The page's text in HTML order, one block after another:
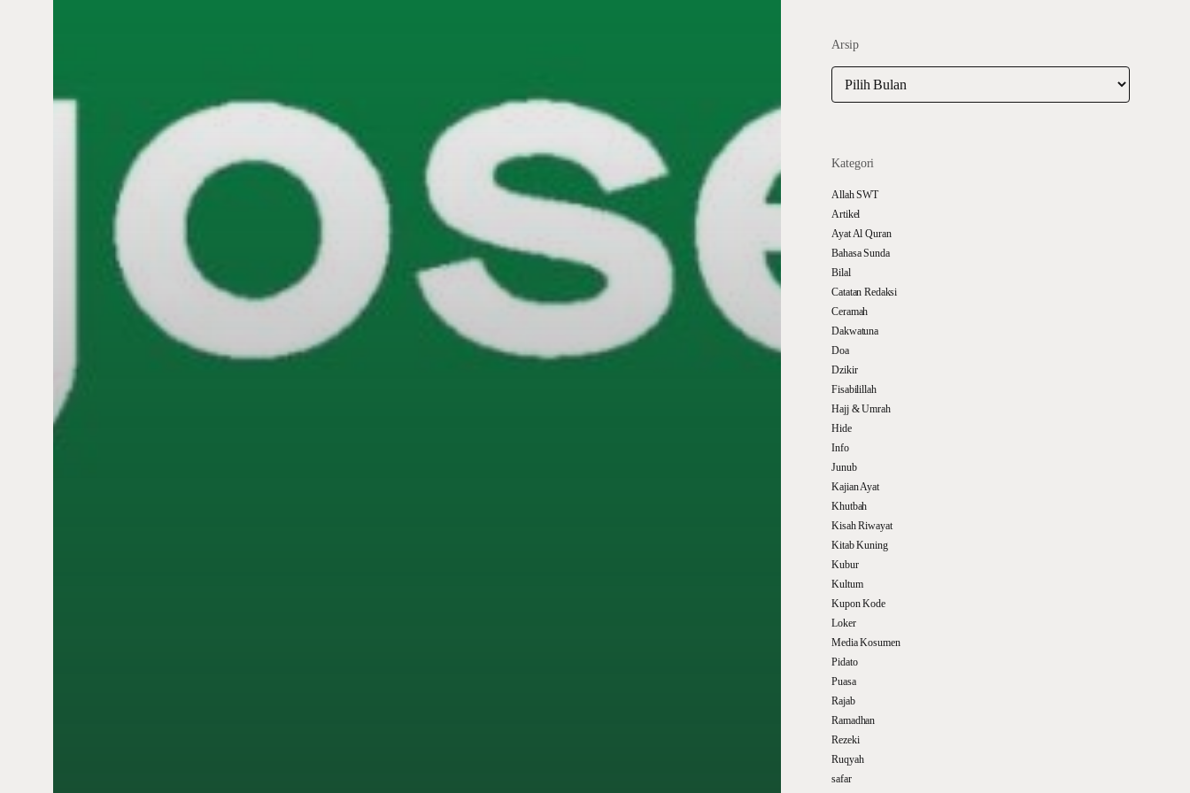
Arsip
Kategori
Allah SWT
Artikel
Ayat Al Quran
Bahasa Sunda
Bilal
Catatan Redaksi
Ceramah
Dakwatuna
Doa
Dzikir
Fisabilillah
Hajj & Umrah
Hide
Info
Junub
Kajian Ayat
Khutbah
Kisah Riwayat
Kitab Kuning
Kubur
Kultum
Kupon Kode
Loker
Media Kosumen
Pidato
Puasa
Rajab
Ramadhan
Rezeki
Ruqyah
safar